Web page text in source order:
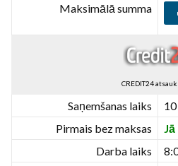
Maksimālā summa
CREDIT24
Saņemšanas laiks
Pirmais bez maksas
Jā
Darba laiks